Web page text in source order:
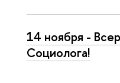
14 ноября -
Социолога!